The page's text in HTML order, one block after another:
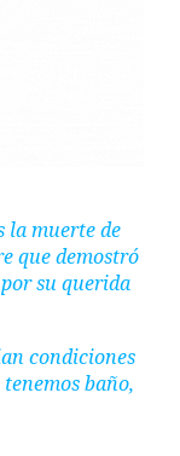
la muerte de
que demostró
su querida
condiciones
baño,